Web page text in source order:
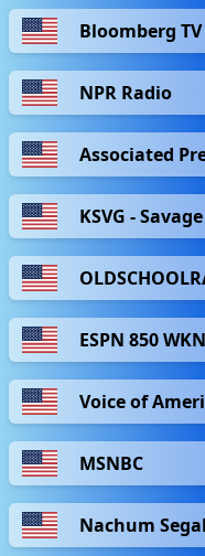
Bloomberg TV
NPR Radio
Associated
KSVG -
ESPN 850
Voice of
MSNBC
Nachum